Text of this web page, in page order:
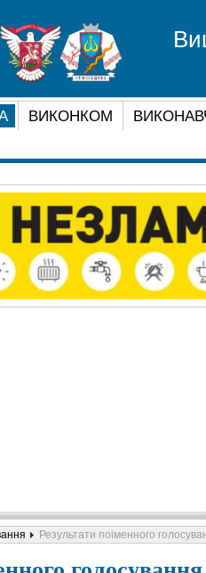
ВИКОНКОМ
Результати поіменного